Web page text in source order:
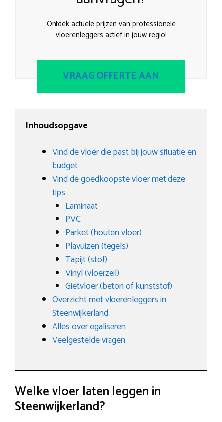
Ontdek actuele prijzen van professionele
vloerenleggers actief in jouw regio!
VRAAG OFFERTE AAN
Inhoudsopgave
Vind de vloer die past bij jouw situatie en
budget
Vind de goedkoopste vloer met deze
tips
Laminaat
PVC
Parket (houten vloer)
Plavuizen (tegels)
Tapijt (stof)
Vinyl (vloerzeil)
Gietvloer (beton of kunststof)
Overzicht met vloerenleggers in
Steenwijkerland
Alles over egaliseren
Veelgestelde vragen
Welke vloer laten leggen in
Steenwijkerland?